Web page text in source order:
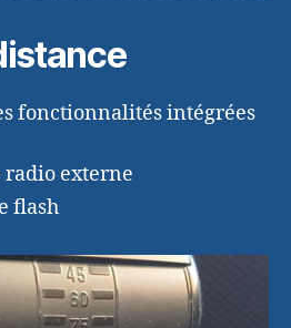
fonctionnalités intégrées
radio externe
flash